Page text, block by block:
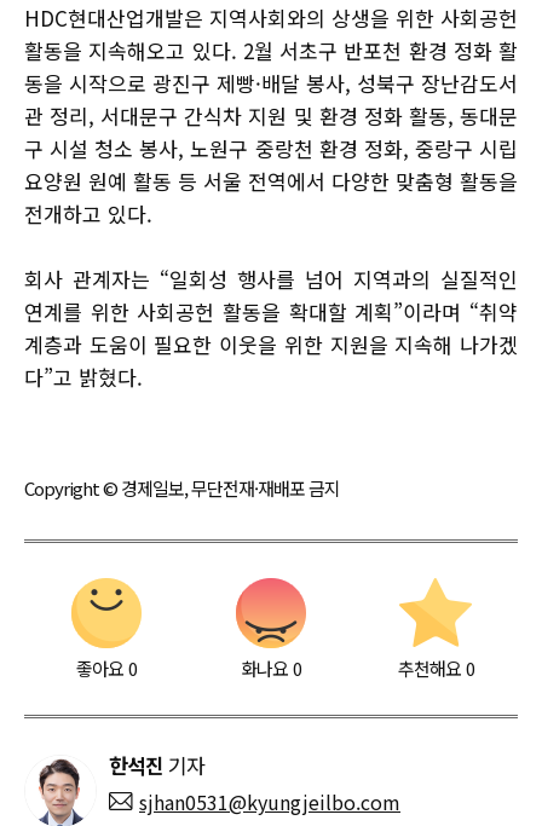
HDC현대산업개발은 지역사회와의 상생을 위한 사회공헌
활동을 지속해오고 있다. 2월 서초구 반포천 환경 정화 활
동을 시작으로 광진구 제빵·배달 봉사, 성북구 장난감도서
관 정리, 서대문구 간식차 지원 및 환경 정화 활동, 동대문
구 시설 청소 봉사, 노원구 중랑천 환경 정화, 중랑구 시립
요양원 원예 활동 등 서울 전역에서 다양한 맞춤형 활동을
전개하고 있다.
회사 관계자는 “일회성 행사를 넘어 지역과의 실질적인
연계를 위한 사회공헌 활동을 확대할 계획”이라며 “취약
계층과 도움이 필요한 이웃을 위한 지원을 지속해 나가겠
다”고 밝혔다.
Copyright © 경제일보, 무단전재·재배포 금지
좋아요0 화나요0 추천해요 0
한석진 기자
sjhan0531@kyungjeilbo.com